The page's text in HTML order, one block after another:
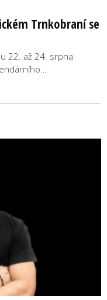
Trnkobraní se
22. až 24. srpna